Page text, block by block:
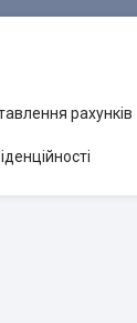
рахунків